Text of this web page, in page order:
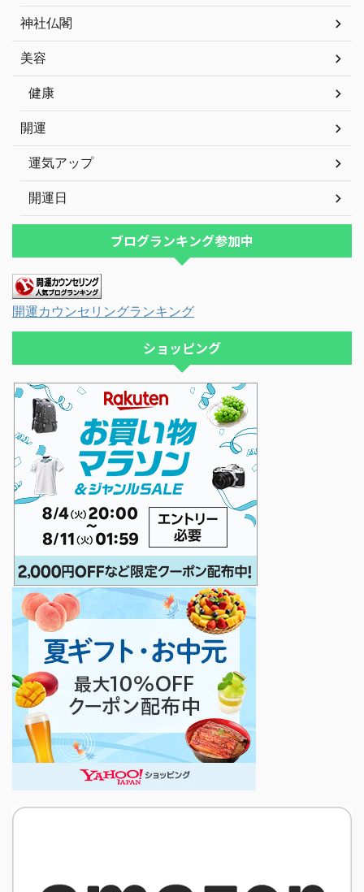
神社仏閣
美容
健康
開運
運気アップ
開運日
ブログランキング参加中
開運カウンセリングランキング
ショッピング